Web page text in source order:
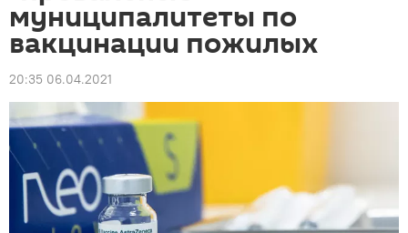
муниципалитеты по
вакцинации пожилых
20:35 06.04.2021